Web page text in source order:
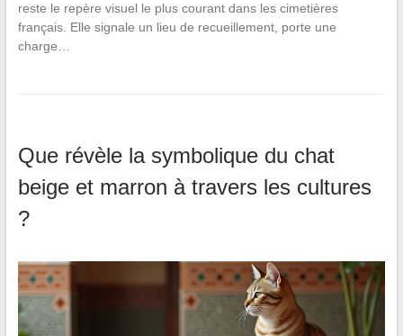
reste le repère visuel le plus courant dans les cimetières
français. Elle signale un lieu de recueillement, porte une
charge…
Que révèle la symbolique du chat
beige et marron à travers les cultures
?